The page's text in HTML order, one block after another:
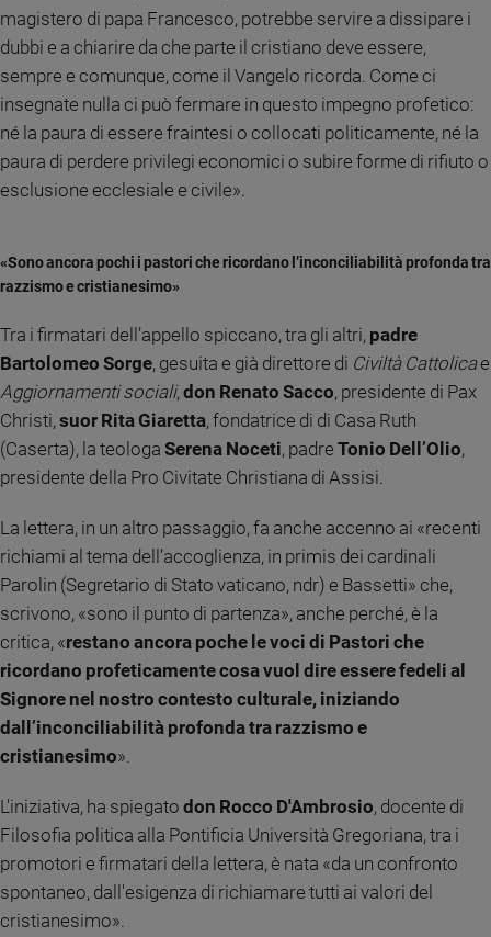
Adolescenza
Bioetica
Vai
Foto
Video
Privacy
Policy
Chi
siamo
Contatti
Pubblicità
Registrati
Social
magistero di papa Francesco, potrebbe servire a dissipare i
dubbi e a chiarire da che parte il cristiano deve essere,
sempre e comunque, come il Vangelo ricorda. Come ci
insegnate nulla ci può fermare in questo impegno profetico:
né la paura di essere fraintesi o collocati politicamente, né la
paura di perdere privilegi economici o subire forme di rifiuto o
esclusione ecclesiale e civile».
«Sono ancora pochi i pastori che ricordano l’inconciliabilità profonda tra
razzismo e cristianesimo»
Tra i firmatari dell’appello spiccano, tra gli altri, padre
Bartolomeo Sorge, gesuita e già direttore di Civiltà Cattolicae
Aggiornamenti sociali,don Renato Sacco, presidente di Pax
Christi,suor Rita Giaretta, fondatrice di di Casa Ruth
(Caserta), la teologa Serena Noceti, padre Tonio Dell’Olio,
presidente della Pro Civitate Christiana di Assisi.
La lettera, in un altro passaggio, fa anche accenno ai «recenti
richiami al tema dell’accoglienza, in primis dei cardinali
Parolin (Segretario di Stato vaticano, ndr) e Bassetti» che,
scrivono, «sono il punto di partenza», anche perché, è la
critica, «restano ancora poche le voci di Pastori che
ricordano profeticamente cosa vuol dire essere fedeli al
Signore nel nostro contesto culturale, iniziando
dall’inconciliabilità profonda tra razzismo e
cristianesimo».
L'iniziativa, ha spiegato don Rocco D'Ambrosio, docente di
Filosofia politica alla Pontificia Università Gregoriana, tra i
promotori e firmatari della lettera, è nata «da un confronto
spontaneo, dall'esigenza di richiamare tutti ai valori del
cristianesimo».